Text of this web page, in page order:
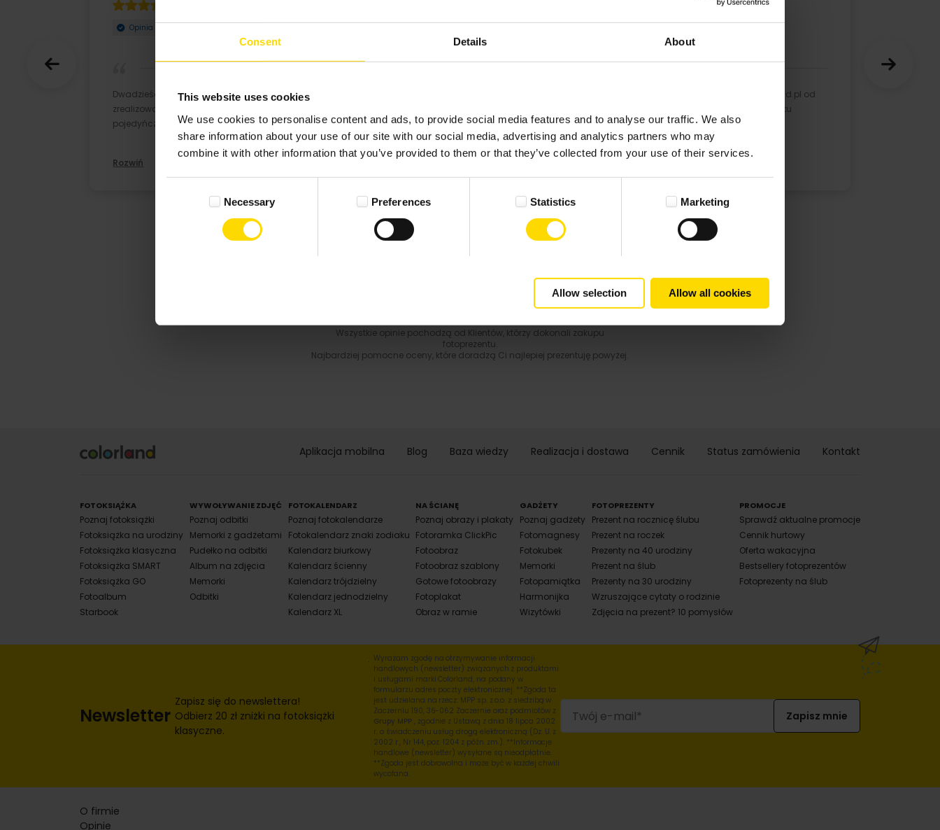
Consent Details About
This website uses cookies
We use cookies to personalise content and ads, to provide social media features and to analyse our traffic. We also
share information about your use of our site with our social media, advertising and analytics partners who may
combine it with other information that you’ve provided to them or that they’ve collected from your use of their services.
Necessary Preferences Statistics Marketing
Allow selection Allow all cookies
Opinia zweryfikowana
Dwadzieścia dwa zamówienia
zrealizowane , fotoksiążka lepsza od
pojedyńczych zdjęć, dobrze że jest c ...
Rozwiń
realizacja zamówień.
15-12-2022
Zamawiam fotoksiążki w colorland.pl od
dłuższego czasu, podobnie co roku
zaopatruje się w fotokalend ...
4.9 z 5.0
Wynik podany jest na podstawie 344 opinii.
Zobacz wszystkie
Wszystkie opinie pochodzą od Klientów, którzy dokonali zakupu
fotoprezentu.
Najbardziej pomocne oceny, które doradzą Ci najlepiej prezentuję powyżej.
Aplikacja mobilna Blog Baza wiedzy Realizacja i dostawa Cennik Status zamówienia Kontakt
FOTOKSIĄŻKA
Poznaj fotoksiążki
Fotoksiążka na urodziny
Fotoksiążka klasyczna
Fotoksiążka SMART
Fotoksiążka GO
Fotoalbum
Starbook
WYWOŁYWANIE ZDJĘĆ
Poznaj odbitki
Memorki z gadżetami
Pudełko na odbitki
Album na zdjęcia
Memorki
Odbitki
FOTOKALENDARZ
Poznaj fotokalendarze
Fotokalendarz znaki zodiaku
Kalendarz biurkowy
Kalendarz ścienny
Kalendarz trójdzielny
Kalendarz jednodzielny
Kalendarz XL
NA ŚCIANĘ
Poznaj obrazy i plakaty
Fotoramka ClickPic
Fotoobraz
Fotoobraz szablony
Gotowe fotoobrazy
Fotoplakat
Obraz w ramie
GADŻETY
Poznaj gadżety
Fotomagnesy
Fotokubek
Memorki
Fotopamiątka
Harmonijka
Wizytówki
FOTOPREZENTY
Prezent na rocznicę ślubu
Prezent na roczek
Prezenty na 40 urodziny
Prezent na ślub
Prezenty na 30 urodziny
Wzruszające cytaty o rodzinie
Zdjęcia na prezent? 10 pomysłów
PROMOCJE
Sprawdź aktualne promocje
Cennik hurtowy
Oferta wakacyjna
Bestsellery fotoprezentów
Fotoprezenty na ślub
Newsletter
Zapisz się do newslettera!
Odbierz 20 zł zniżki na fotoksiążki
klasyczne.
Wyrażam zgodę na otrzymywanie informacji
handlowych (newsletter) związanych z produktami
i usługami marki Colorland, na podany w
formularzu adres poczty elektronicznej. **Zgoda ta
jest udzielana na rzecz: MPP sp. z o.o. z siedzibą w
Zaczerniu 190, 36-062 Zaczernie oraz podmiotów z
Grupy MPP, zgodnie z Ustawą z dnia 18 lipca 2002
r. o świadczeniu usług drogą elektroniczną (Dz. U. z
2002 r., Nr 144, poz. 1204 z późn. zm.). **Informacje
handlowe (newsletter) wysyłane są nieodpłatnie.
**Zgoda jest dobrowolna i może być w każdej chwili
wycofana.
O firmie
Opinie